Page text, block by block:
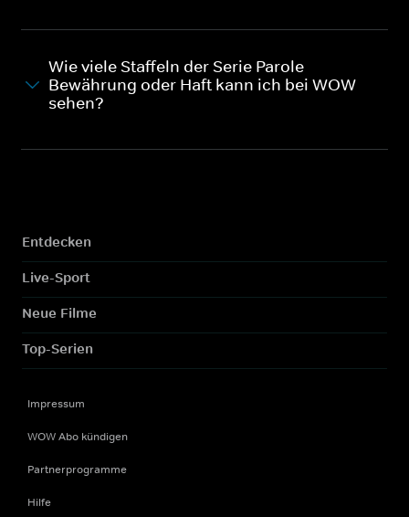
Wie viele Staffeln der Serie Parole -
Bewährung oder Haft kann ich bei WOW
sehen?
Entdecken
Live-Sport
Neue Filme
Top-Serien
Impressum
WOW Abo kündigen
Partnerprogramme
Hilfe